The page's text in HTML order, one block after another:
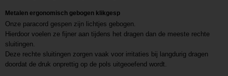
Metalen ergonomisch gebogen klikgesp
Onze paracord gespen zijn lichtjes gebogen.
Hierdoor voelen ze fijner aan tijdens het dragen dan de meeste rechte
sluitingen.
Deze rechte sluitingen zorgen vaak voor irritaties bij langdurig dragen
doordat de druk onprettig op de pols uitgeoefend wordt.